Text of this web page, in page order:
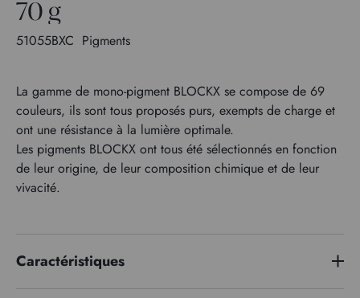
70 g
51055BXC Pigments
La gamme de mono-pigment BLOCKX se compose de 69
couleurs, ils sont tous proposés purs, exempts de charge et
ont une résistance à la lumière optimale.
Les pigments BLOCKX ont tous été sélectionnés en fonction
de leur origine, de leur composition chimique et de leur
vivacité.
Caractéristiques